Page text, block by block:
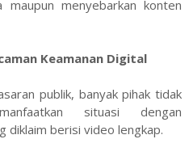
menyebarkan konten
Keamanan Digital
publik, banyak pihak tidak
situasi dengan
diklaim berisi video lengkap.